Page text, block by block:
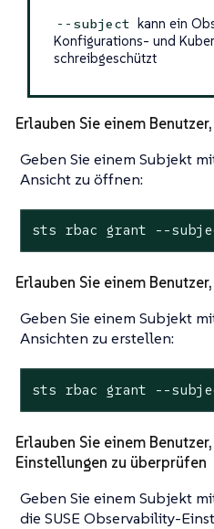
--subject kann ein
Konfigurations- und
schreibgeschützt
Erlauben Sie einem
Geben Sie einem Subjekt
Ansicht zu öffnen:
sts rbac grant --
Erlauben Sie einem
Geben Sie einem Subjekt
Ansichten zu erstellen:
sts rbac grant --
Erlauben Sie einem
Einstellungen zu überprüfen
Geben Sie einem Subjekt
die SUSE Observability-